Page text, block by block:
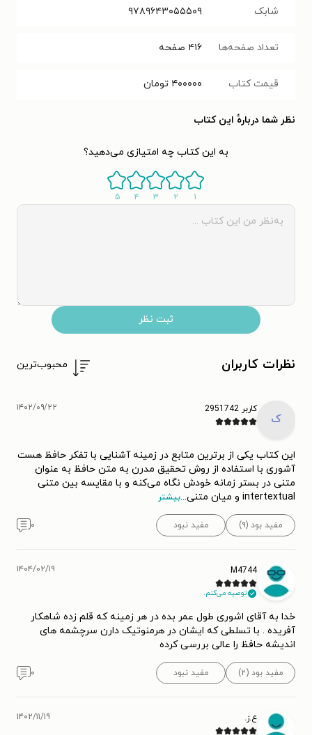
شابک ۹۷۸۹۶۴۳۰۵۵۵۰۹
تعداد صفحه‌ها ۴۱۶ صفحه
قیمت کتاب ۴۰۰۰۰۰ تومان
نظر شما دربارهٔ این کتاب
به این کتاب چه امتیازی می‌دهید؟
۱ ۲ ۳ ۴ ۵
ثبت نظر
نظرات کاربران محبوب‌ترین
ک
کاربر 2951742 ۱۴۰۲/۰۹/۲۲
این کتاب یکی از برترین متابع در زمینه آشنایی با تفکر حافظ هست
آشوری با استفاده از روش تحقیق مدرن به متن حافظ به عنوان
متنی در بستر زمانه خودش نگاه می‌کنه و با مقایسه بین متنی
intertextual و میان متنی
...بیشتر
مفید بود (۹) مفید نبود ۰
M4744
توصیه می‌کنم.
۱۴۰۴/۰۲/۱۹
خدا به آقای اشوری طول عمر بده در هر زمینه که قلم زده شاهکار
آفریده . با تسلطی که ایشان در هرمنوتیک دارن سرچشمه های
اندیشه حافظ را عالی بررسی کرده
مفید بود (۲) مفید نبود ۰
ع.ز. ۱۴۰۲/۱۱/۱۹